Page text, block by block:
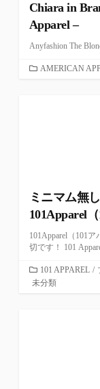
Chiara in
Apparel –
Anyfashion The
カ
AMERICAN
ミニマム無
101Apparel
101Apparel（101
切です！ 101
カ
テ
101 APPAREL /
未分類